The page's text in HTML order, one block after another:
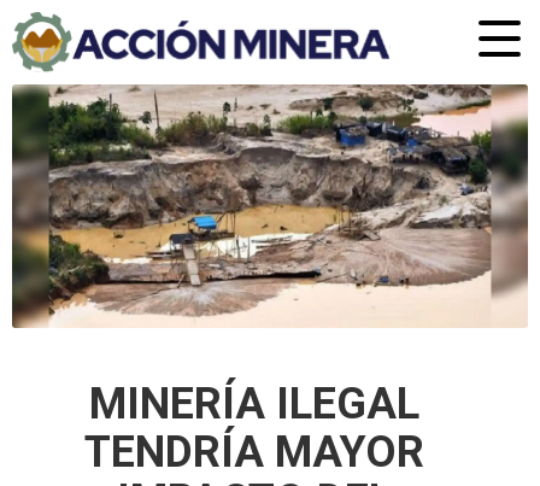
MINERÍA ILEGAL
TENDRÍA MAYOR